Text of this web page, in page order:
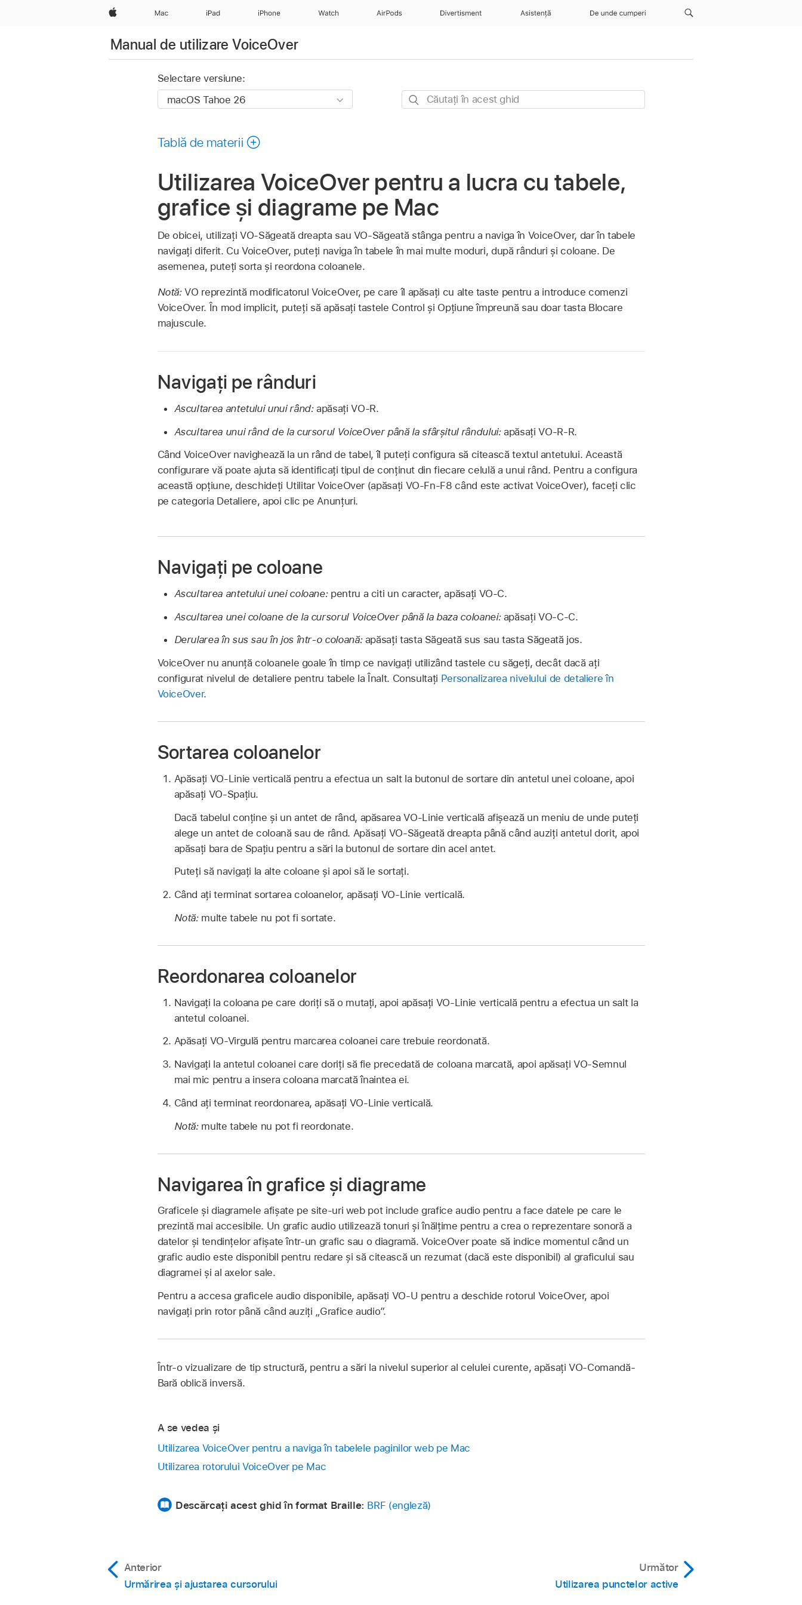
Apple Mac iPad iPhone Watch AirPods Divertisment Asistență De unde cumperi
Manual de utilizare VoiceOver
Selectare versiune:
Căutați
Tablă de materii
Utilizarea VoiceOver pentru a lucra cu tabele,
grafice și diagrame pe Mac
De obicei, utilizați VO‑Săgeată dreapta sau VO‑Săgeată stânga pentru a naviga în VoiceOver, dar în tabele
navigați diferit. Cu VoiceOver, puteți naviga în tabele în mai multe moduri, după rânduri și coloane. De
asemenea, puteți sorta și reordona coloanele.
Notă:VO reprezintă modificatorul VoiceOver, pe care îl apăsați cu alte taste pentru a introduce comenzi
VoiceOver. În mod implicit, puteți să apăsați tastele Control și Opțiune împreună sau doar tasta Blocare
majuscule.
Navigați pe rânduri
Ascultarea antetului unui rând:apăsați VO-R.
Ascultarea unui rând de la cursorul VoiceOver până la sfârșitul rândului:apăsați VO-R-R.
Când VoiceOver navighează la un rând de tabel, îl puteți configura să citească textul antetului. Această
configurare vă poate ajuta să identificați tipul de conținut din fiecare celulă a unui rând. Pentru a configura
această opțiune, deschideți Utilitar VoiceOver (apăsați VO-Fn-F8 când este activat VoiceOver), faceți clic
pe categoria Detaliere, apoi clic pe Anunțuri.
Navigați pe coloane
Ascultarea antetului unei coloane:pentru a citi un caracter, apăsați VO-C.
Ascultarea unei coloane de la cursorul VoiceOver până la baza coloanei:apăsați VO-C-C.
Derularea în sus sau în jos într-o coloană:apăsați tasta Săgeată sus sau tasta Săgeată jos.
VoiceOver nu anunță coloanele goale în timp ce navigați utilizând tastele cu săgeți, decât dacă ați
configurat nivelul de detaliere pentru tabele la Înalt. Consultați Personalizarea nivelului de detaliere în
VoiceOver.
Sortarea coloanelor
Apăsați VO-Linie verticală pentru a efectua un salt la butonul de sortare din antetul unei coloane, apoi
apăsați VO-Spațiu.
Dacă tabelul conține și un antet de rând, apăsarea VO-Linie verticală afișează un meniu de unde puteți
alege un antet de coloană sau de rând. Apăsați VO-Săgeată dreapta până când auziți antetul dorit, apoi
apăsați bara de Spațiu pentru a sări la butonul de sortare din acel antet.
Puteți să navigați la alte coloane și apoi să le sortați.
Când ați terminat sortarea coloanelor, apăsați VO-Linie verticală.
Notă: multe tabele nu pot fi sortate.
Reordonarea coloanelor
Navigați la coloana pe care doriți să o mutați, apoi apăsați VO-Linie verticală pentru a efectua un salt la
antetul coloanei.
Apăsați VO-Virgulă pentru marcarea coloanei care trebuie reordonată.
Navigați la antetul coloanei care doriți să fie precedată de coloana marcată, apoi apăsați VO-Semnul
mai mic pentru a insera coloana marcată înaintea ei.
Când ați terminat reordonarea, apăsați VO-Linie verticală.
Notă: multe tabele nu pot fi reordonate.
Navigarea în grafice și diagrame
Graficele și diagramele afișate pe site‑uri web pot include grafice audio pentru a face datele pe care le
prezintă mai accesibile. Un grafic audio utilizează tonuri și înălțime pentru a crea o reprezentare sonoră a
datelor și tendințelor afișate într-un grafic sau o diagramă. VoiceOver poate să indice momentul când un
grafic audio este disponibil pentru redare și să citească un rezumat (dacă este disponibil) al graficului sau
diagramei și al axelor sale.
Pentru a accesa graficele audio disponibile, apăsați VO-U pentru a deschide rotorul VoiceOver, apoi
navigați prin rotor până când auziți „Grafice audio”.
Într‑o vizualizare de tip structură, pentru a sări la nivelul superior al celulei curente, apăsați VO-Comandă-
Bară oblică inversă.
A se vedea și
Utilizarea VoiceOver pentru a naviga în tabelele paginilor web pe Mac
Utilizarea rotorului VoiceOver pe Mac
Descărcați acest ghid în format Braille: BRF (engleză)
Anterior
Urmărirea și ajustarea cursorului
Următor
Utilizarea punctelor active